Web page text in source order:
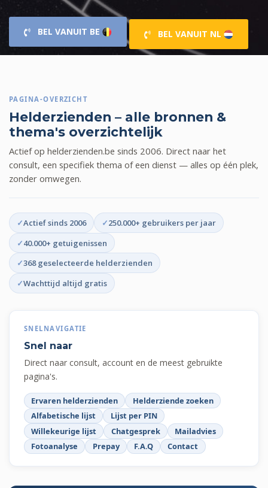
BEL VANUIT BE BEL VANUIT NL
PAGINA-OVERZICHT
Helderzienden – alle bronnen &
thema's overzichtelijk
Actief op helderzienden.be sinds 2006. Direct naar het
consult, een specifiek thema of een dienst — alles op één plek,
zonder omwegen.
Actief sinds 2006
250.000+ gebruikers per jaar
40.000+ getuigenissen
368 geselecteerde helderzienden
Wachttijd altijd gratis
SNELNAVIGATIE
Snel naar
Direct naar consult, account en de meest gebruikte
pagina's.
Ervaren helderzienden
Helderziende zoeken
Alfabetische lijst
Lijst per PIN
Willekeurige lijst
Chatgesprek
Mailadvies
Fotoanalyse
Prepay F.A.Q Contact